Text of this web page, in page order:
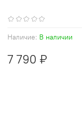
Наличие: В наличии
7 790 ₽